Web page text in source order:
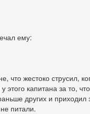
ему:
что жестоко струсил,
этого капитана за то,
других и приходил
питали.